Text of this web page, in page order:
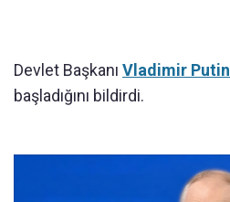
Devlet Başkanı Vladimir Putin
başladığını bildirdi.